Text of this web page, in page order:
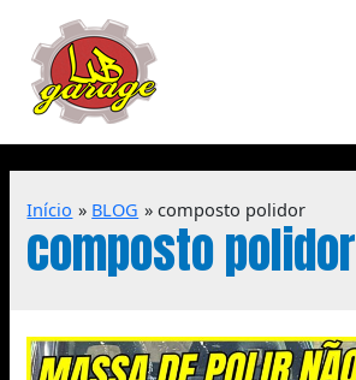
Início BLOG composto polidor
composto polidor